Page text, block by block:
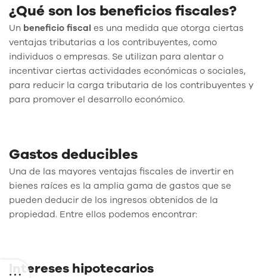
¿Qué son los beneficios fiscales?
Un beneficio fiscal es una medida que otorga ciertas
ventajas tributarias a los contribuyentes, como
individuos o empresas. Se utilizan para alentar o
incentivar ciertas actividades económicas o sociales,
para reducir la carga tributaria de los contribuyentes y
para promover el desarrollo económico.
Gastos deducibles
Una de las mayores ventajas fiscales de invertir en
bienes raíces es la amplia gama de gastos que se
pueden deducir de los ingresos obtenidos de la
propiedad. Entre ellos podemos encontrar:
Intereses hipotecarios